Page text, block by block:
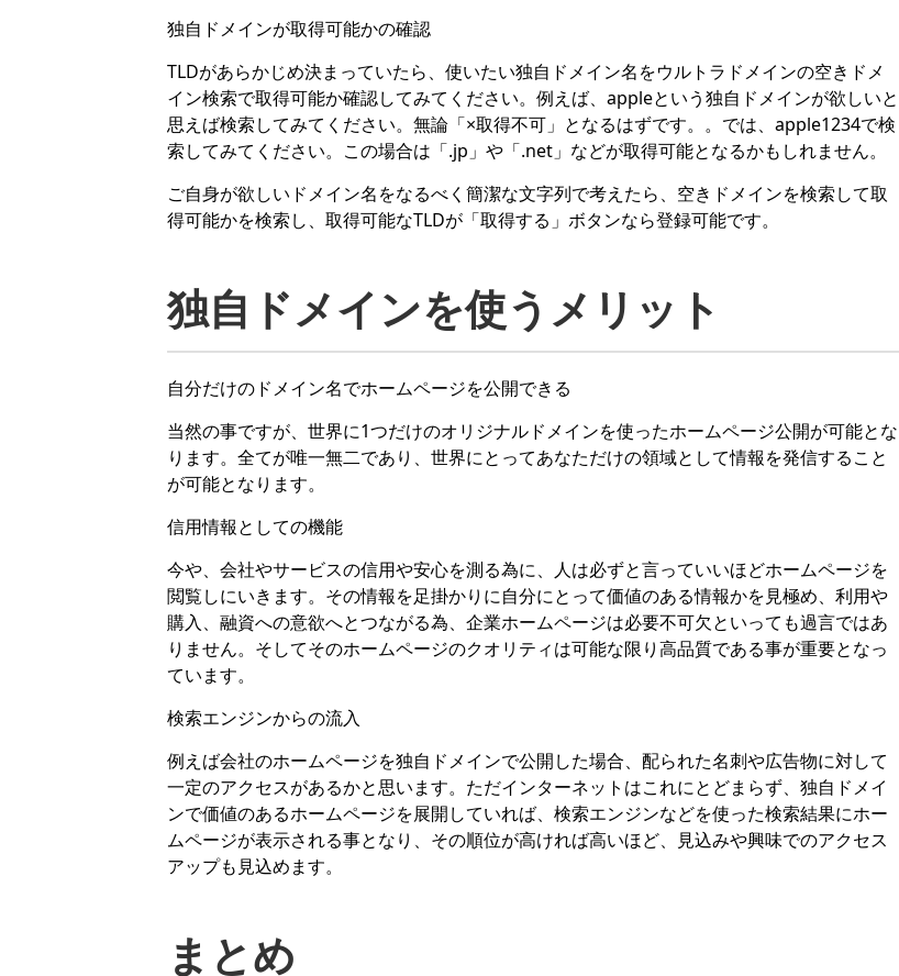
独自ドメインが取得可能かの確認
TLDがあらかじめ決まっていたら、使いたい独自ドメイン名をウルトラドメインの空きドメ
イン検索で取得可能か確認してみてください。例えば、appleという独自ドメインが欲しいと
思えば検索してみてください。無論「×取得不可」となるはずです。。では、apple1234で検
索してみてください。この場合は「.jp」や「.net」などが取得可能となるかもしれません。
ご自身が欲しいドメイン名をなるべく簡潔な文字列で考えたら、空きドメインを検索して取
得可能かを検索し、取得可能なTLDが「取得する」ボタンなら登録可能です。
独自ドメインを使うメリット
自分だけのドメイン名でホームページを公開できる
当然の事ですが、世界に1つだけのオリジナルドメインを使ったホームページ公開が可能とな
ります。全てが唯一無二であり、世界にとってあなただけの領域として情報を発信すること
が可能となります。
信用情報としての機能
今や、会社やサービスの信用や安心を測る為に、人は必ずと言っていいほどホームページを
閲覧しにいきます。その情報を足掛かりに自分にとって価値のある情報かを見極め、利用や
購入、融資への意欲へとつながる為、企業ホームページは必要不可欠といっても過言ではあ
りません。そしてそのホームページのクオリティは可能な限り高品質である事が重要となっ
ています。
検索エンジンからの流入
例えば会社のホームページを独自ドメインで公開した場合、配られた名刺や広告物に対して
一定のアクセスがあるかと思います。ただインターネットはこれにとどまらず、独自ドメイ
ンで価値のあるホームページを展開していれば、検索エンジンなどを使った検索結果にホー
ムページが表示される事となり、その順位が高ければ高いほど、見込みや興味でのアクセス
アップも見込めます。
まとめ